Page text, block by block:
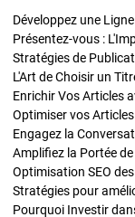
Développez une
Présentez-vous :
L'Art de Choisir un
Optimiser vos
Engagez la
Amplifiez la Portée